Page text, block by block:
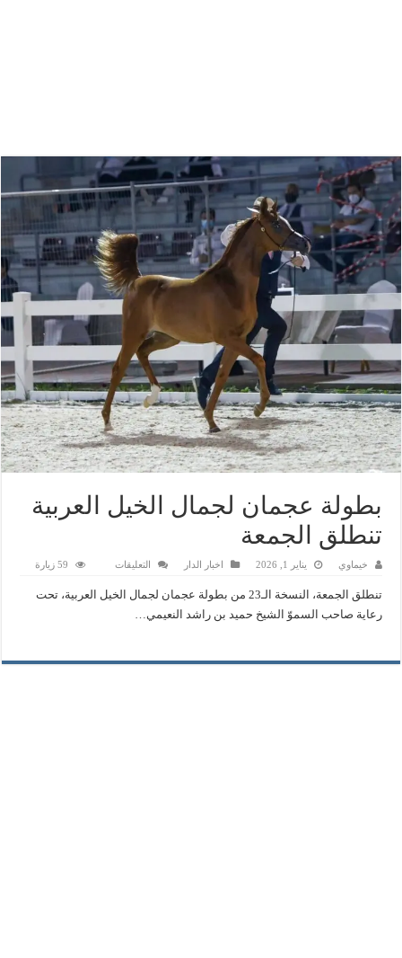
بطولة عجمان لجمال الخيل العربية
تنطلق الجمعة
خيماوي يناير 1, 2026 اخبار الدار التعليقاتعلى
لجمال
59 زيارة
تنطلق الجمعة، النسخة الـ23 من بطولة عجمان لجمال الخيل العربية، تحت
رعاية صاحب السموّ الشيخ حميد بن راشد النعيمي…